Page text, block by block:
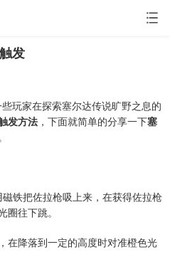
发
些玩家在探索塞尔达传说旷野之息的
发方法 ，下面就简单的分享一下塞
铁把佐拉枪吸上来，在获得佐拉枪
圈往下跳。
降落到一定的高度时对准橙色光